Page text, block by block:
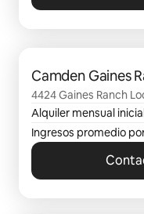
Camden Gaines
4424 Gaines Ranch
Alquiler mensual
Ingresos promedio